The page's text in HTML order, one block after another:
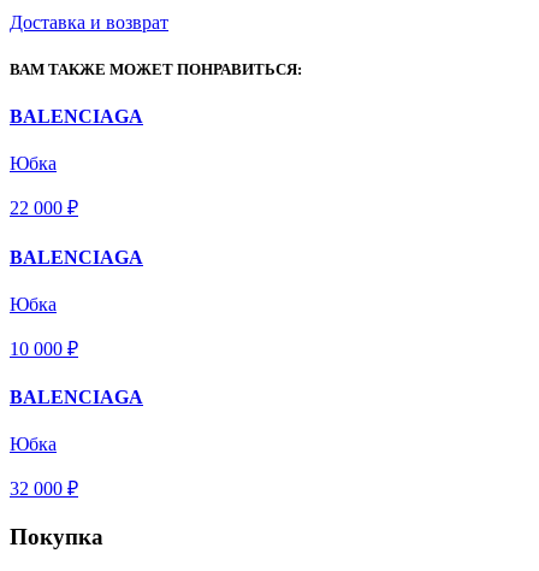
Доставка и возврат
ВАМ ТАКЖЕ МОЖЕТ ПОНРАВИТЬСЯ:
BALENCIAGA
Юбка
22 000 ₽
BALENCIAGA
Юбка
10 000 ₽
BALENCIAGA
Юбка
32 000 ₽
Покупка